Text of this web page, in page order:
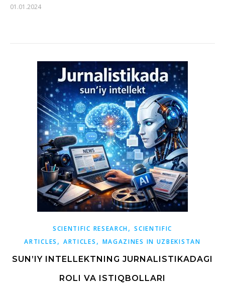
01.01.2024
SCIENTIFIC RESEARCH,SCIENTIFIC
ARTICLES , ARTICLES , MAGAZINES IN UZBEKISTAN
SUN’IY INTELLEKTNING JURNALISTIKADAGI
ROLI VA ISTIQBOLLARI